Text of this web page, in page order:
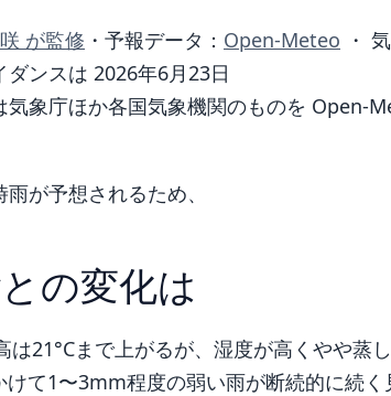
が監修 ・ 予報データ： Open-Meteo ・
ンスは 2026年6月23日
象庁ほか各国気象機関のものを Open-
が予想されるため、
の変化は
21°Cまで上がるが、湿度が高くやや蒸し
て1〜3mm程度の弱い雨が断続的に続く